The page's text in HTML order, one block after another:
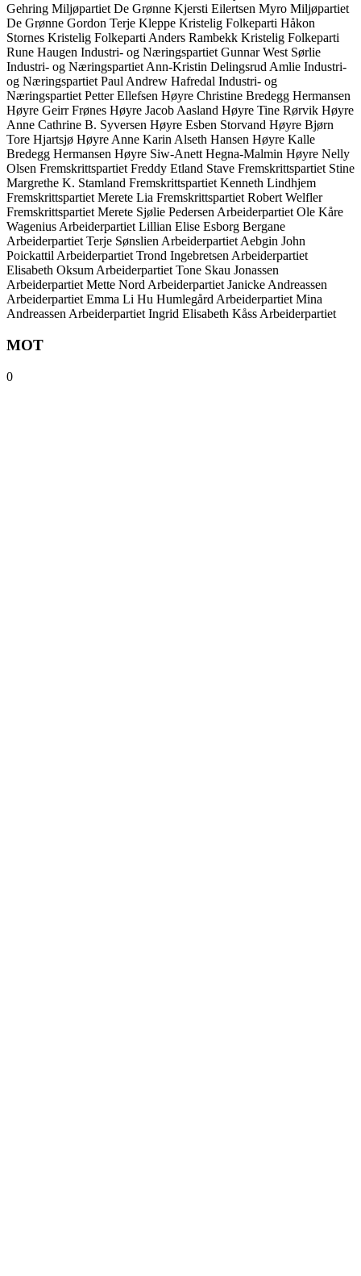
Gehring Miljøpartiet De Grønne Kjersti Eilertsen Myro Miljøpartiet
De Grønne Gordon Terje Kleppe Kristelig Folkeparti Håkon
Stornes Kristelig Folkeparti Anders Rambekk Kristelig Folkeparti
Rune Haugen Industri- og Næringspartiet Gunnar West Sørlie
Industri- og Næringspartiet Ann-Kristin Delingsrud Amlie Industri-
og Næringspartiet Paul Andrew Hafredal Industri- og
Næringspartiet Petter Ellefsen Høyre Christine Bredegg Hermansen
Høyre Geirr Frønes Høyre Jacob Aasland Høyre Tine Rørvik Høyre
Anne Cathrine B. Syversen Høyre Esben Storvand Høyre Bjørn
Tore Hjartsjø Høyre Anne Karin Alseth Hansen Høyre Kalle
Bredegg Hermansen Høyre Siw-Anett Hegna-Malmin Høyre Nelly
Olsen Fremskrittspartiet Freddy Etland Stave Fremskrittspartiet Stine
Margrethe K. Stamland Fremskrittspartiet Kenneth Lindhjem
Fremskrittspartiet Merete Lia Fremskrittspartiet Robert Welfler
Fremskrittspartiet Merete Sjølie Pedersen Arbeiderpartiet Ole Kåre
Wagenius Arbeiderpartiet Lillian Elise Esborg Bergane
Arbeiderpartiet Terje Sønslien Arbeiderpartiet Aebgin John
Poickattil Arbeiderpartiet Trond Ingebretsen Arbeiderpartiet
Elisabeth Oksum Arbeiderpartiet Tone Skau Jonassen
Arbeiderpartiet Mette Nord Arbeiderpartiet Janicke Andreassen
Arbeiderpartiet Emma Li Hu Humlegård Arbeiderpartiet Mina
Andreassen Arbeiderpartiet Ingrid Elisabeth Kåss Arbeiderpartiet
MOT
0